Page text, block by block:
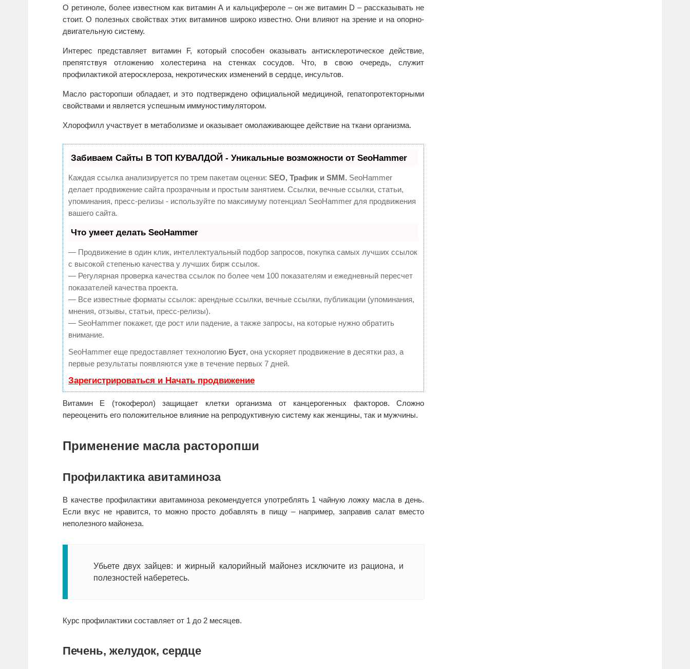
О ретиноле, более известном как витамин А и кальцифероле – он же витамин D – рассказывать не
стоит. О полезных свойствах этих витаминов широко известно. Они влияют на зрение и на опорно-
двигательную систему.
Интерес представляет витамин F, который способен оказывать антисклеротическое действие,
препятствуя отложению холестерина на стенках сосудов. Что, в свою очередь, служит
профилактикой атеросклероза, некротических изменений в сердце, инсультов.
Масло расторопши обладает, и это подтверждено официальной медициной, гепатопротекторными
свойствами и является успешным иммуностимулятором.
Хлорофилл участвует в метаболизме и оказывает омолаживающее действие на ткани организма.
Забиваем Сайты В ТОП КУВАЛДОЙ - Уникальные возможности от SeoHammer
Каждая ссылка анализируется по трем пакетам оценки: SEO, Трафик и SMM. SeoHammer
делает продвижение сайта прозрачным и простым занятием. Ссылки, вечные ссылки, статьи,
упоминания, пресс-релизы - используйте по максимуму потенциал SeoHammer для продвижения
вашего сайта.
Что умеет делать SeoHammer
— Продвижение в один клик, интеллектуальный подбор запросов, покупка самых лучших ссылок
с высокой степенью качества у лучших бирж ссылок.
— Регулярная проверка качества ссылок по более чем 100 показателям и ежедневный пересчет
показателей качества проекта.
— Все известные форматы ссылок: арендные ссылки, вечные ссылки, публикации (упоминания,
мнения, отзывы, статьи, пресс-релизы).
— SeoHammer покажет, где рост или падение, а также запросы, на которые нужно обратить
внимание.
SeoHammer еще предоставляет технологию Буст, она ускоряет продвижение в десятки раз, а
первые результаты появляются уже в течение первых 7 дней.
Зарегистрироваться и Начать продвижение
Витамин Е (токоферол) защищает клетки организма от канцерогенных факторов. Сложно
переоценить его положительное влияние на репродуктивную систему как женщины, так и мужчины.
Применение масла расторопши
Профилактика авитаминоза
В качестве профилактики авитаминоза рекомендуется употреблять 1 чайную ложку масла в день.
Если вкус не нравится, то можно просто добавлять в пищу – например, заправив салат вместо
неполезного майонеза.
Убьете двух зайцев: и жирный калорийный майонез исключите из рациона, и
полезностей наберетесь.
Курс профилактики составляет от 1 до 2 месяцев.
Печень, желудок, сердце